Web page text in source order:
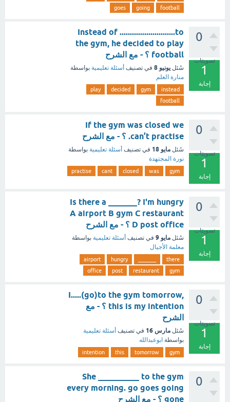
football
going
goes
0
تصويتات
1
إجابة
Instead of ...........................to
the gym, he decided to play
football ؟ - مع الشرح
سُئل يونيو 8 في تصنيف أسئلة تعليمية بواسطة
منارة العلم
instead
gym
decided
play
football
0
تصويتات
1
إجابة
If the gym was closed we
can’t practise. ؟ - مع الشرح
سُئل مايو 18 في تصنيف أسئلة تعليمية بواسطة
نورة المجتهدة
gym
was
closed
cant
practise
0
تصويتات
1
إجابة
Is there a _______? I'm hungry
A airport B gym C restaurant
D post office ؟ - مع الشرح
سُئل مايو 9 في تصنيف أسئلة تعليمية بواسطة
معلمة الأجيال
there
hungry
airport
gym
restaurant
post
office
0
تصويتات
1
إجابة
I.....(go)to the gym tomorrow,
this is my intention ؟ - مع
الشرح
سُئل مارس 16 في تصنيف أسئلة تعليمية
بواسطة ابوعبدالله
gym
tomorrow
this
intention
0
She __________ to the gym
every morning. go goes going
gone ؟ - مع الشرح